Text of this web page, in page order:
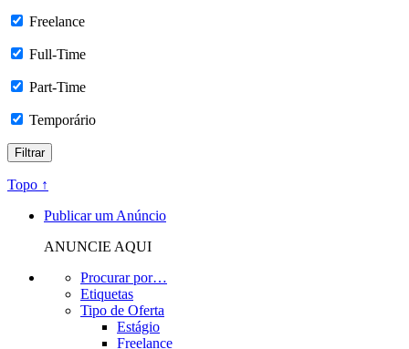
Freelance
Full-Time
Part-Time
Temporário
Topo ↑
Publicar um Anúncio
ANUNCIE AQUI
Procurar por…
Etiquetas
Tipo de Oferta
Estágio
Freelance